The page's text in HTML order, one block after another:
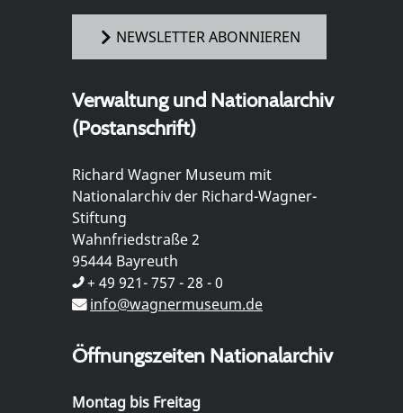
NEWSLETTER ABONNIEREN
Verwaltung und Nationalarchiv
(Postanschrift)
Richard Wagner Museum mit
Nationalarchiv der Richard-Wagner-
Stiftung
Wahnfriedstraße 2
95444 Bayreuth
+ 49 921- 757 - 28 - 0
info@wagnermuseum.de
Öffnungszeiten Nationalarchiv
Montag bis Freitag